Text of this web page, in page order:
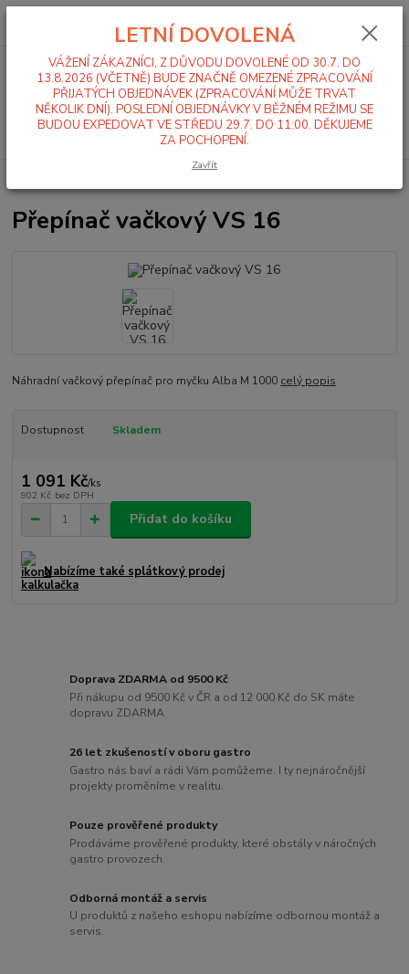
Menu
Hledat
0,00 Kč
Přepínač vačkový VS 16
Náhradní vačkový přepínač pro myčku Alba M 1000 celý popis
Dostupnost Skladem
1 091 Kč/ks
902 Kč bez DPH
Přidat do košíku
Nabízíme také splátkový prodej
Doprava ZDARMA od 9500 Kč
Při nákupu od 9500 Kč v ČR a od 12 000 Kč do SK máte
dopravu ZDARMA
26 let zkušeností v oboru gastro
Gastro nás baví a rádi Vám pomůžeme. I ty nejnáročnější
projekty proměníme v realitu.
Pouze prověřené produkty
Prodáváme prověřené produkty, které obstály v náročných
gastro provozech.
Odborná montáž a servis
U produktů z našeho eshopu nabízíme odbornou montáž a
servis.
LETNÍ DOVOLENÁ
VÁŽENÍ ZÁKAZNÍCI, Z DŮVODU DOVOLENÉ OD 30.7. DO
13.8.2026 (VČETNĚ) BUDE ZNAČNĚ OMEZENÉ ZPRACOVÁNÍ
PŘIJATÝCH OBJEDNÁVEK (ZPRACOVÁNÍ MŮŽE TRVAT
NĚKOLIK DNÍ). POSLEDNÍ OBJEDNÁVKY V BĚŽNÉM REŽIMU SE
BUDOU EXPEDOVAT VE STŘEDU 29.7. DO 11:00. DĚKUJEME
ZA POCHOPENÍ.
Zavřít